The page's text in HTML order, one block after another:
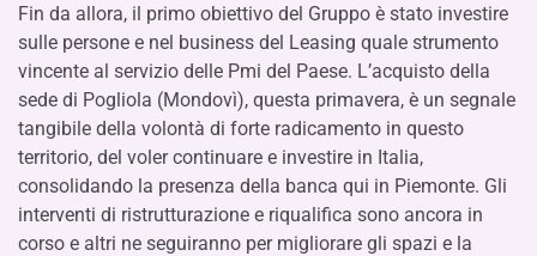
Fin da allora, il primo obiettivo del Gruppo è stato investire
sulle persone e nel business del Leasing quale strumento
vincente al servizio delle Pmi del Paese. L’acquisto della
sede di Pogliola (Mondovì), questa primavera, è un segnale
tangibile della volontà di forte radicamento in questo
territorio, del voler continuare e investire in Italia,
consolidando la presenza della banca qui in Piemonte. Gli
interventi di ristrutturazione e riqualifica sono ancora in
corso e altri ne seguiranno per migliorare gli spazi e la